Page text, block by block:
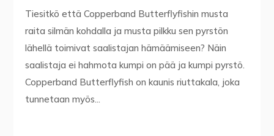
Tiesitkö että Copperband Butterflyfishin musta
raita silmän kohdalla ja musta pilkku sen pyrstön
lähellä toimivat saalistajan hämäämiseen? Näin
saalistaja ei hahmota kumpi on pää ja kumpi pyrstö.
Copperband Butterflyfish on kaunis riuttakala, joka
tunnetaan myös...